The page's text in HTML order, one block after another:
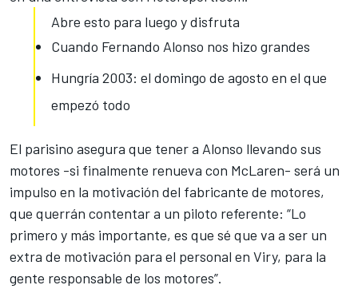
Abre esto para luego y disfruta
Cuando Fernando Alonso nos hizo grandes
Hungría 2003: el domingo de agosto en el que
empezó todo
El parisino asegura que tener a Alonso llevando sus
motores -si finalmente renueva con McLaren- será un
impulso en la motivación del fabricante de motores,
que querrán contentar a un piloto referente: “Lo
primero y más importante, es que sé que va a ser un
extra de motivación para el personal en Viry, para la
gente responsable de los motores”.